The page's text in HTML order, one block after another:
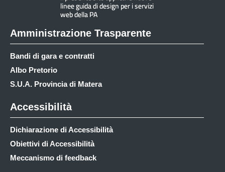
Amministrazione Trasparente
Bandi di gara e contratti
Albo Pretorio
S.U.A. Provincia di Matera
Accessibilità
Dichiarazione di Accessibilità
Obiettivi di Accessibilità
Meccanismo di feedback